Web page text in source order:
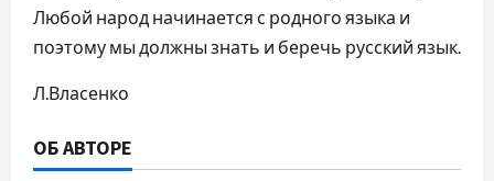
Любой народ начинается с родного языка и
поэтому мы должны знать и беречь русский язык.
Л.Власенко
ОБ АВТОРЕ